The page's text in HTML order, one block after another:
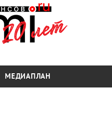
МЕДИАПЛАН